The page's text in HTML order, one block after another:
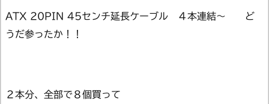
ATX 20PIN 45センチ延長ケーブル ４本連結～ ど
うだ参ったか！！
２本分、全部で８個買って